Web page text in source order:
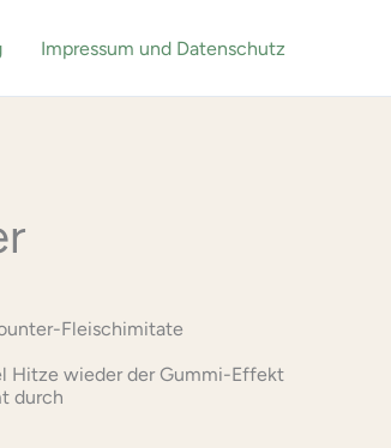
Impressum und Datenschutz
Fleischimitate
Hitze wieder der Gummi-Effekt
durch